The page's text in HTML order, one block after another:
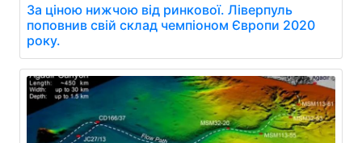
За ціною нижчою від ринкової. Ліверпуль
поповнив свій склад чемпіоном Європи 2020
року.